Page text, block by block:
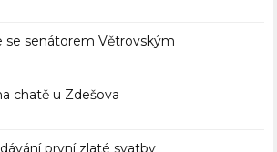
se senátorem Větrovským
chatě u Zdešova